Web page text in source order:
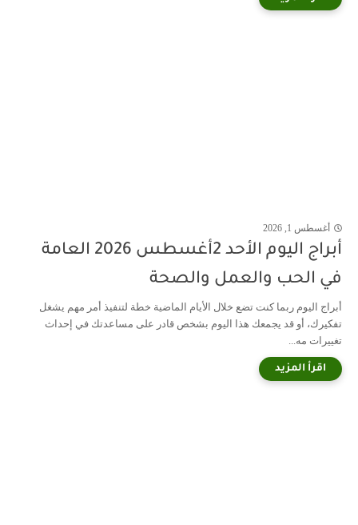
أغسطس 1, 2026
أبراج اليوم الأحد 2أغسطس 2026 العامة
في الحب والعمل والصحة
أبراج اليوم ربما كنت تضع خلال الأيام الماضية خطة لتنفيذ أمر مهم يشغل
تفكيرك، أو قد يجمعك هذا اليوم بشخص قادر على مساعدتك في إحداث
تغييرات مه...